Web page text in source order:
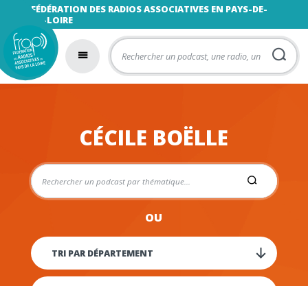
FÉDÉRATION DES RADIOS ASSOCIATIVES EN PAYS-DE-
LA-LOIRE
CÉCILE BOËLLE
OU